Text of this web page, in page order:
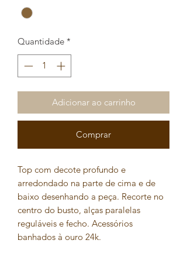
Quantidade *
Adicionar ao carrinho
Comprar
Top com decote profundo e
arredondado na parte de cima e de
baixo desenhando a peça. Recorte no
centro do busto, alças paralelas
reguláveis e fecho. Acessórios
banhados à ouro 24k.